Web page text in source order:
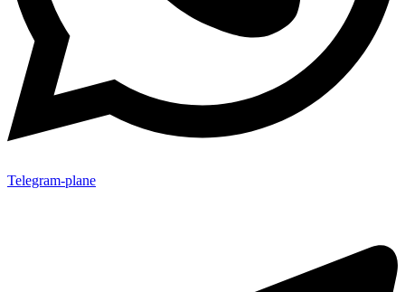
Telegram-plane